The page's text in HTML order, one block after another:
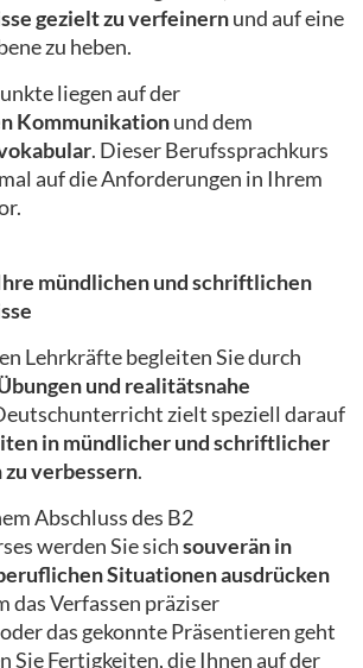
gezielt zu verfeinernund auf eine
zu heben.
liegen auf der
Kommunikationund dem
. Dieser Berufssprachkurs
auf die Anforderungen in Ihrem
mündlichen und schriftlichen
Lehrkräfte begleiten Sie durch
und realitätsnahe
zielt speziell darauf
in mündlicher und schriftlicher
verbessern.
Abschluss des B2
werden Sie sichsouverän in
Situationen ausdrücken
das Verfassen präziser
das gekonnte Präsentieren geht
Sie Fertigkeiten, die Ihnen auf der